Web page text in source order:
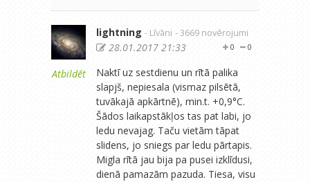
Atbildēt
lightning - Līvāni - 3669 novērojumi
0
0
28.01.2017 21:33
Naktī uz sestdienu un rītā palika
slapjš, nepiesala (vismaz pilsētā,
tuvākajā apkārtnē), min.t. +0,9°C.
Šādos laikapstākļos tas pat labi, jo
ledu nevajag. Taču vietām tāpat
slidens, jo sniegs par ledu pārtapis.
Migla rītā jau bija pa pusei izklīdusi,
dienā pamazām pazuda. Tiesa, visu